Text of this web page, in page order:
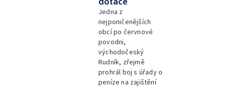
Jedna z
nejponičenějších
obcí po červnové
povodni,
východočeský
Rudník, zřejmě
prohrál boj s úřady o
peníze na zajištění